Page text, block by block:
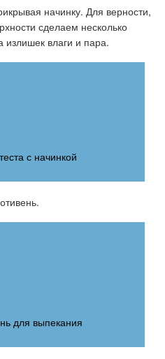
начинку. Для верности,
сделаем несколько
влаги и пара.
с начинкой
для выпекания